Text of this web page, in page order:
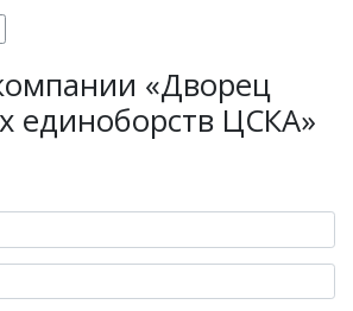
«Дворец
единоборств ЦСКА»